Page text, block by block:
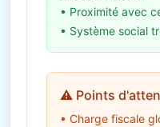
• Proximité avec
• Système social
⚠️ Points
• Charge fiscale